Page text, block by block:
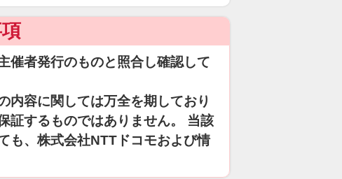
催者発行のものと照合し確認して
内容に関しては万全を期しており
証するものではありません。 当該
も、株式会社NTTドコモおよび情